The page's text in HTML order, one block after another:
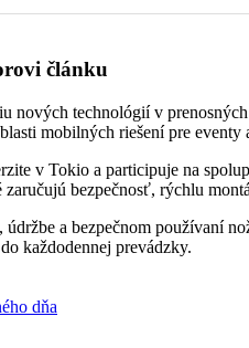
článku
nových technológií v
mobilných riešení pre eventy
v Tokio a participuje na
bezpečnosť, rýchlu
a bezpečnom používaní
každodennej prevádzky.